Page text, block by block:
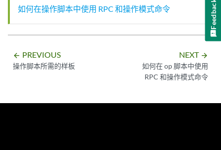
如何在操作脚本中使用 RPC 和操作模式命令
arrow_backward PREVIOUS
操作脚本所需的样板
NEXT arrow_forward
如何在 op 脚本中使用
RPC 和操作模式命令
Feedback